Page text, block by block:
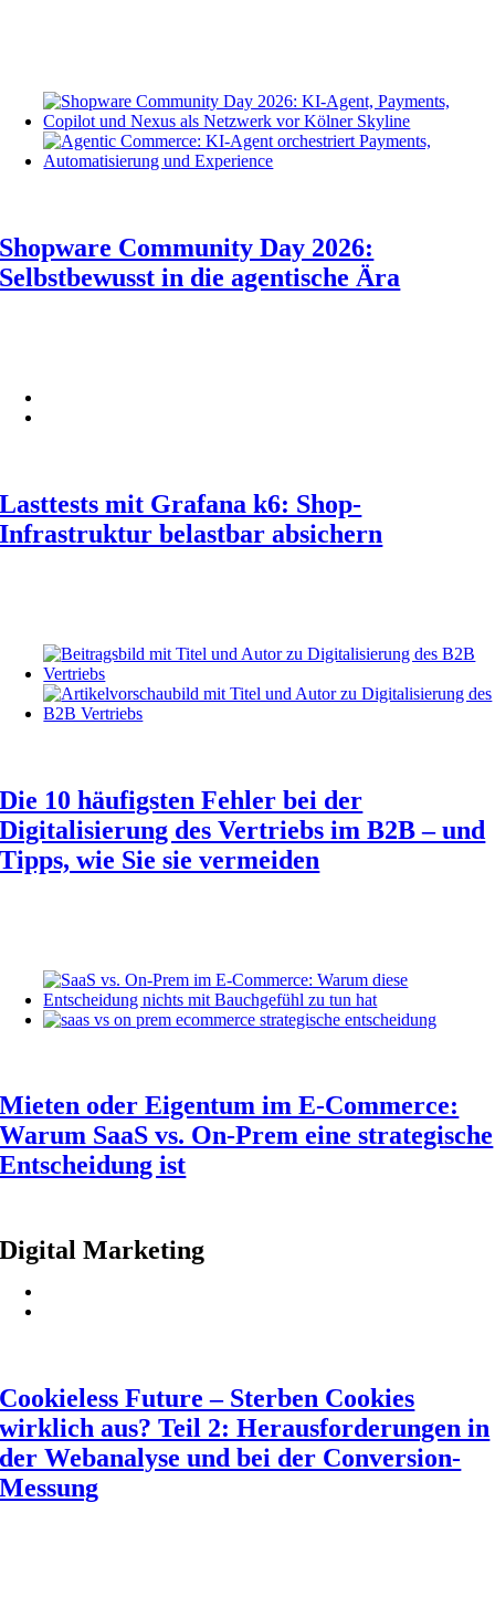
Shopware Community Day 2026:
Selbstbewusst in die agentische Ära
Lasttests mit Grafana k6: Shop-
Infrastruktur belastbar absichern
Die 10 häufigsten Fehler bei der
Digitalisierung des Vertriebs im B2B – und
Tipps, wie Sie sie vermeiden
Mieten oder Eigentum im E-Commerce:
Warum SaaS vs. On-Prem eine strategische
Entscheidung ist
Digital Marketing
Cookieless Future – Sterben Cookies
wirklich aus? Teil 2: Herausforderungen in
der Webanalyse und bei der Conversion-
Messung